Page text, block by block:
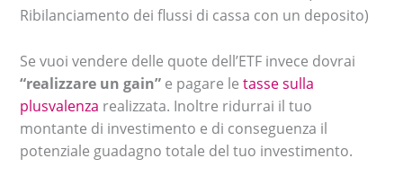
Ribilanciamento dei flussi di cassa con un deposito)
Se vuoi vendere delle quote dell’ETF invece dovrai
“realizzare un gain” e pagare letasse sulla
plusvalenza realizzata. Inoltre ridurrai il tuo
montante di investimento e di conseguenza il
potenziale guadagno totale del tuo investimento.